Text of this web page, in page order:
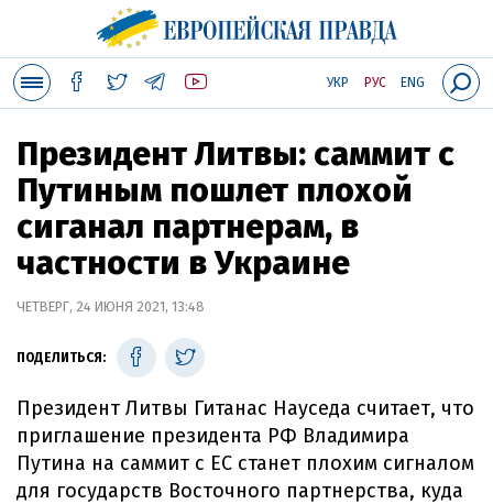
УКР РУС ENG
Президент Литвы: саммит с
Путиным пошлет плохой
сиганал партнерам, в
частности в Украине
ЧЕТВЕРГ, 24 ИЮНЯ 2021, 13:48
ПОДЕЛИТЬСЯ:
Президент Литвы Гитанас Науседа считает, что
приглашение президента РФ Владимира
Путина на саммит с ЕС станет плохим сигналом
для государств Восточного партнерства, куда